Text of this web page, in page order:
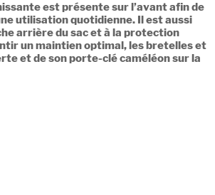
est présente sur l’avant afin de
utilisation quotidienne. Il est aussi
arrière du sac et à la protection
un maintien optimal, les bretelles et
et de son porte-clé caméléon sur la